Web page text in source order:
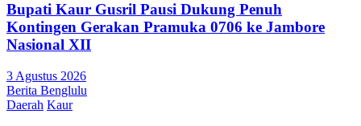
Bupati Kaur Gusril Pausi Dukung Penuh
Kontingen Gerakan Pramuka 0706 ke Jambore
Nasional XII
3 Agustus 2026
Berita Benglulu
Daerah Kaur